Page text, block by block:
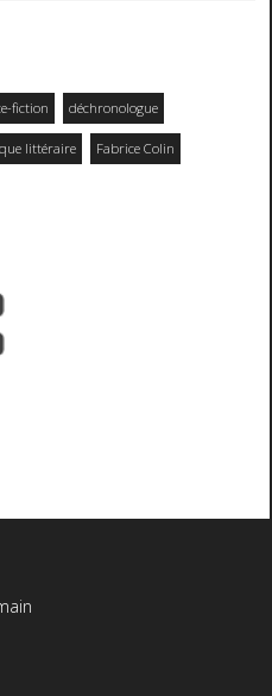
fiction déchronologue
littéraire Fabrice Colin